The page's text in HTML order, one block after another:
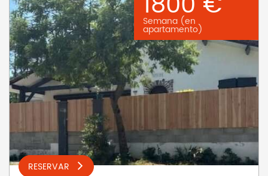
Semana (en
apartamento)
RESERVAR